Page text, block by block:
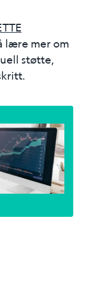
lære mer om
støtte,